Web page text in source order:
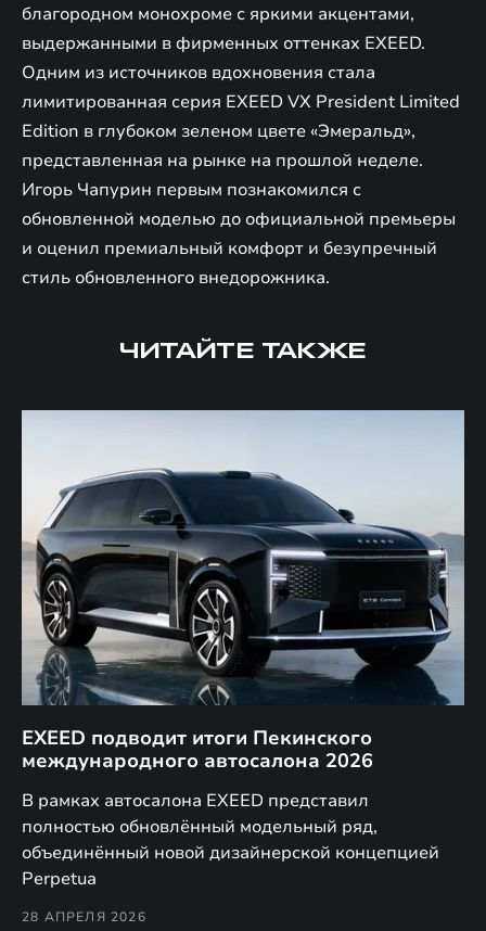
благородном монохроме с яркими акцентами,
выдержанными в фирменных оттенках EXEED.
Одним из источников вдохновения стала
лимитированная серия EXEED VX President Limited
Edition в глубоком зеленом цвете «Эмеральд»,
представленная на рынке на прошлой неделе.
Игорь Чапурин первым познакомился с
обновленной моделью до официальной премьеры
и оценил премиальный комфорт и безупречный
стиль обновленного внедорожника.
ЧИТАЙТЕ ТАКЖЕ
EXEED подводит итоги Пекинского
международного автосалона 2026
В рамках автосалона EXEED представил
полностью обновлённый модельный ряд,
объединённый новой дизайнерской концепцией
Perpetua
28 АПРЕЛЯ 2026